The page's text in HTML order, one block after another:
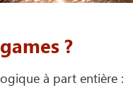
?
à part entière :